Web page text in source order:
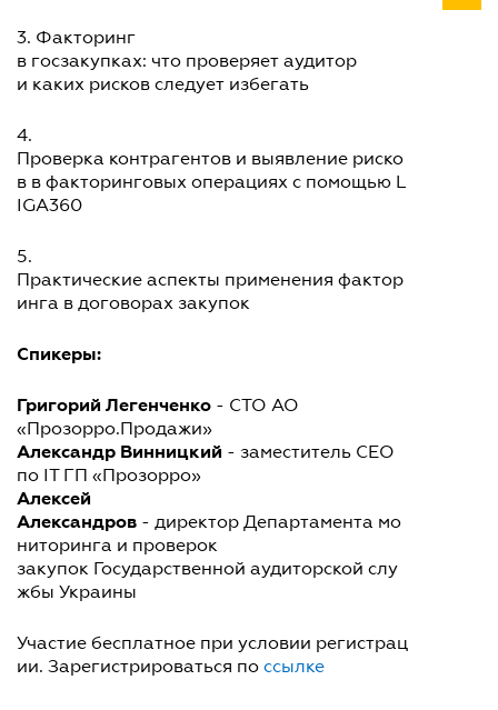
3. Факторинг
в госзакупках: что проверяет аудитор
и каких рисков следует избегать
4.
Проверка контрагентов и выявление риско
в в факторинговых операциях с помощью L
IGA360
5.
Практические аспекты применения фактор
инга в договорах закупок
Спикеры:
Григорий Легенченко - CTO АО
«Прозорро.Продажи»
Александр Винницкий - заместитель CEO
по IT ГП «Прозорро»
Алексей
Александров - директор Департамента мо
ниторинга и проверок
закупок Государственной аудиторской слу
жбы Украины
Участие бесплатное при условии регистрац
ии. Зарегистрироваться по ссылке